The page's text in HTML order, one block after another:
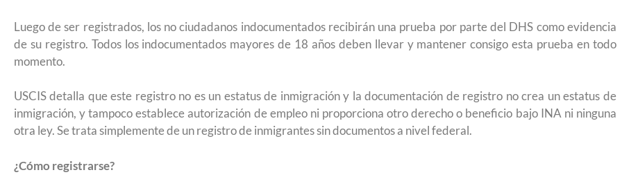
Luego de ser registrados, los no ciudadanos indocumentados recibirán una prueba por parte del DHS como evidencia
de su registro. Todos los indocumentados mayores de 18 años deben llevar y mantener consigo esta prueba en todo
momento.
USCIS detalla que este registro no es un estatus de inmigración y la documentación de registro no crea un estatus de
inmigración, y tampoco establece autorización de empleo ni proporciona otro derecho o beneficio bajo INA ni ninguna
otra ley. Se trata simplemente de un registro de inmigrantes sin documentos a nivel federal.
¿Cómo registrarse?